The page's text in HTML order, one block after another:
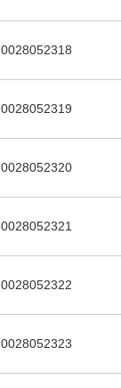
0028052318
0028052319
0028052320
0028052321
0028052322
0028052323